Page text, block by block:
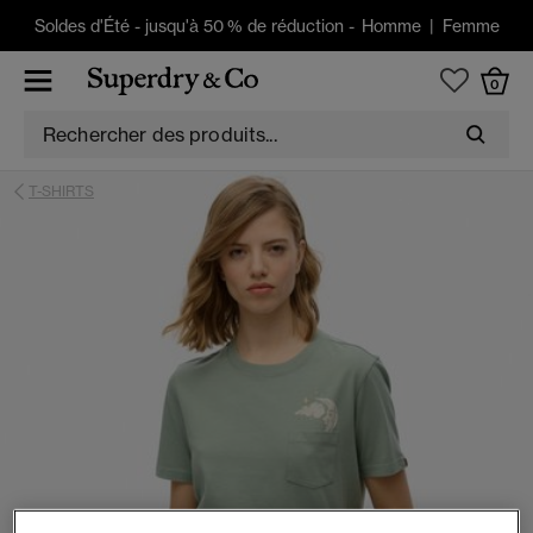
Soldes d'Été -jusqu'à 50 % de réduction - Homme| Femme
0
T-SHIRTS